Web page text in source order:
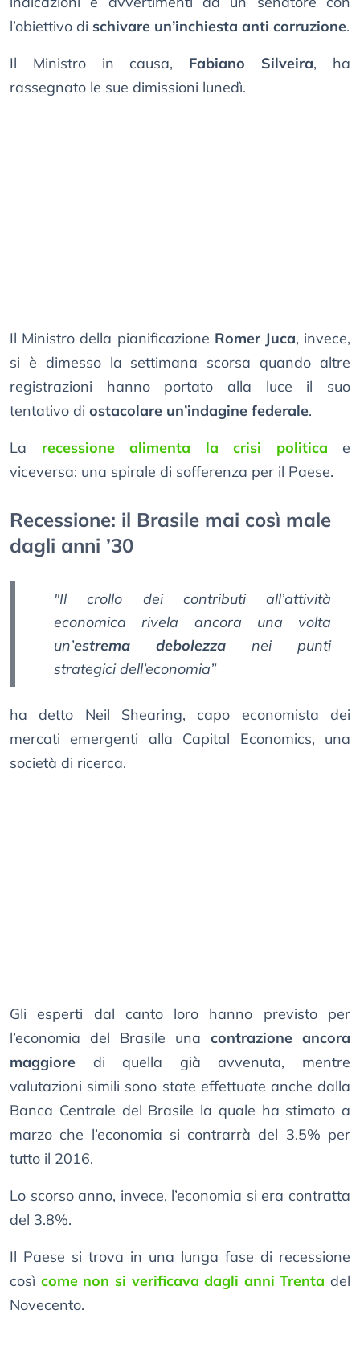
l’obiettivo di schivare un’inchiesta anti corruzione.
Il Ministro in causa, Fabiano Silveira, ha
rassegnato le sue dimissioni lunedì.
Il Ministro della pianificazione Romer Juca, invece,
si è dimesso la settimana scorsa quando altre
registrazioni hanno portato alla luce il suo
tentativo di ostacolare un’indagine federale.
La recessione alimenta la crisi politica e
viceversa: una spirale di sofferenza per il Paese.
Recessione: il Brasile mai così male
dagli anni ’30
"Il crollo dei contributi all’attività
economica rivela ancora una volta
un’estrema debolezza nei punti
strategici dell’economia”
ha detto Neil Shearing, capo economista dei
mercati emergenti alla Capital Economics, una
società di ricerca.
Gli esperti dal canto loro hanno previsto per
l’economia del Brasile una contrazione ancora
maggiore di quella già avvenuta, mentre
valutazioni simili sono state effettuate anche dalla
Banca Centrale del Brasile la quale ha stimato a
marzo che l’economia si contrarrà del 3.5% per
tutto il 2016.
Lo scorso anno, invece, l’economia si era contratta
del 3.8%.
Il Paese si trova in una lunga fase di recessione
così come non si verificava dagli anni Trenta del
Novecento.